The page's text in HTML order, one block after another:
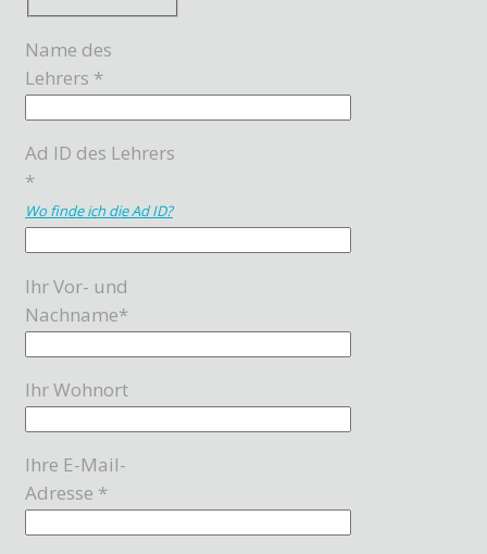
Name des
Lehrers *
Ad ID des Lehrers
*
Wo finde ich die Ad ID?
Ihr Vor- und
Nachname*
Ihr Wohnort
Ihre E-Mail-
Adresse *